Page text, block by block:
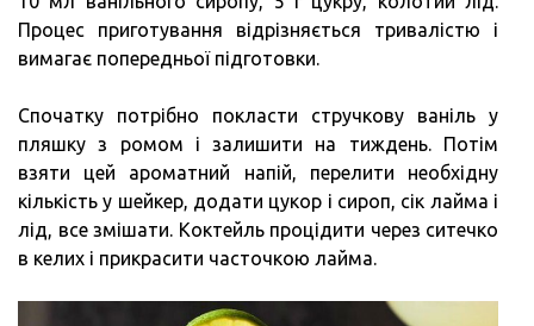
Процес приготування відрізняється тривалістю і
вимагає попередньої підготовки.
Спочатку потрібно покласти стручкову ваніль у
пляшку з ромом і залишити на тиждень. Потім
взяти цей ароматний напій, перелити необхідну
кількість у шейкер, додати цукор і сироп, сік лайма і
лід, все змішати. Коктейль процідити через ситечко
в келих і прикрасити часточкою лайма.